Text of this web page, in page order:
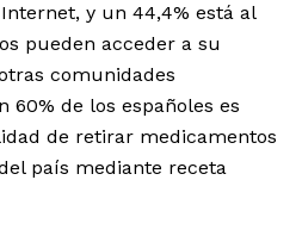
y un 44,4% está al
pueden acceder a su
comunidades
60% de los españoles es
de retirar medicamentos
país mediante receta